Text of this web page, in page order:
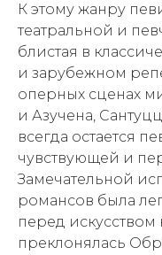
К этому жанру
театральной и
блистая в
и зарубежном
оперных сценах
и Азучена,
всегда остается
чувствующей и
Замечательной
романсов была
перед искусством
преклонялась